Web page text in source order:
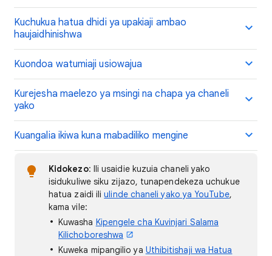
Kuchukua hatua dhidi ya upakiaji ambao
haujaidhinishwa
Kuondoa watumiaji usiowajua
Kurejesha maelezo ya msingi na chapa ya chaneli
yako
Kuangalia ikiwa kuna mabadiliko mengine
Kidokezo: Ili usaidie kuzuia chaneli yako
isidukuliwe siku zijazo, tunapendekeza uchukue
hatua zaidi iliulinde chaneli yako ya YouTube,
kama vile:
Kuwasha Kipengele cha Kuvinjari Salama
Kilichoboreshwa
Kuweka mipangilio ya Uthibitishaji wa Hatua